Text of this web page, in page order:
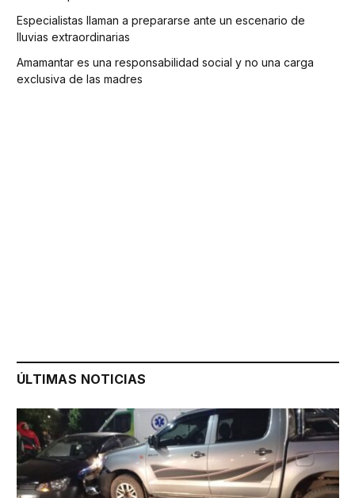
Especialistas llaman a prepararse ante un escenario de
lluvias extraordinarias
Amamantar es una responsabilidad social y no una carga
exclusiva de las madres
ÚLTIMAS NOTICIAS